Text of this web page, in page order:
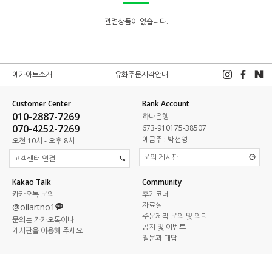
관련상품이 없습니다.
예가아트소개 유화주문제작안내
Customer Center
010-2887-7269
070-4252-7269
오전 10시 - 오후 8시
고객센터 연결
Bank Account
하나은행
673-910175-38507
예금주 : 박선영
문의 게시판
Kakao Talk
카카오톡 문의
@oilartno1
문의는 카카오톡이나
게시판을 이용해 주세요
Community
후기코너
자료실
주문제작 문의 및 의뢰
공지 및 이벤트
질문과 대답